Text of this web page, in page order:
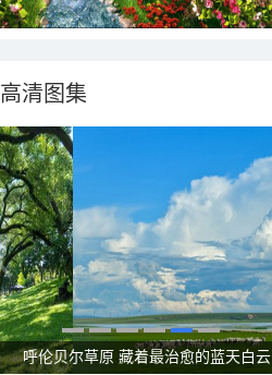
高清图集
呼伦贝尔草原 藏着最治愈的蓝天白云